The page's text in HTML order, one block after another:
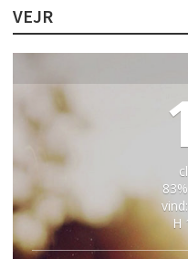
VEJR
H